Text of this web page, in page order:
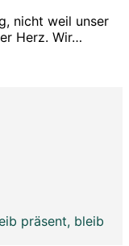
nicht weil unser
Herz. Wir…
präsent, bleib